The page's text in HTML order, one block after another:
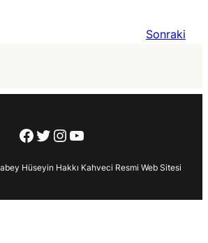
Sonraki
Facebook
Twitter
Instagram
YouTube
Hüseyin Hakkı Kahveci Resmi Web Sitesi